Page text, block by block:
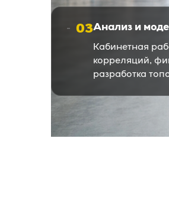
03Анализ и
Кабинетная
корреляций,
разработка